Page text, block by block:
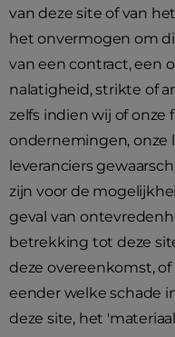
van deze site of van
het onvermogen om
van een contract, een
nalatigheid, strikte of
zelfs indien wij of onze
ondernemingen, onze
leveranciers
zijn voor de
geval van
betrekking tot deze
deze overeenkomst,
eender welke schade
deze site, het